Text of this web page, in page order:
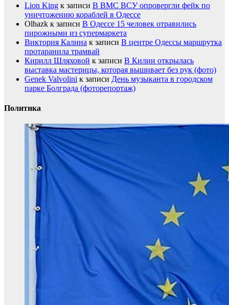
Lion King к записи В ВМС ВСУ опровергли фейк по
уничтожению кораблей в Одессе
Olhazk к записи В Одессе 15 человек отравились
пирожными из супермаркета
Виктория Калина к записи В центре Одессы маршрутка
протаранила трамвай
Кирилл Шляховой к записи В Килии открылась
выставка мастерицы, которая вышивает без рук (фото)
Genek Valvolini к записи День музыканта в городском
парке Болграда (фоторепортаж)
Политика